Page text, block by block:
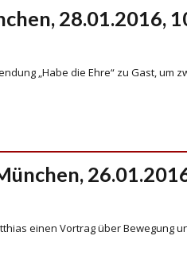
28.01.2016,
„Habe die Ehre“ zu Gast, um
einen Vortrag über Bewegung